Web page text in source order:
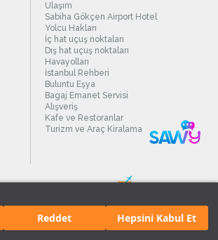
Reddet Hepsini Kabul Et
Ulaşım
Sabiha Gökçen Airport Hotel
Yolcu Hakları
İç hat uçuş noktaları
Dış hat uçuş noktaları
Havayolları
İstanbul Rehberi
Buluntu Eşya
Bagaj Emanet Servisi
Alışveriş
Kafe ve Restoranlar
Turizm ve Araç Kiralama